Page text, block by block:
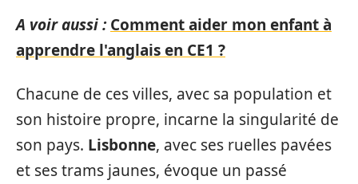
A voir aussi : Comment aider mon enfant à
apprendre l'anglais en CE1 ?
Chacune de ces villes, avec sa population et
son histoire propre, incarne la singularité de
son pays. Lisbonne, avec ses ruelles pavées
et ses trams jaunes, évoque un passé